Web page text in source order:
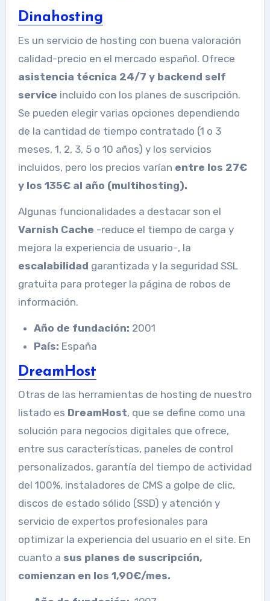
Dinahosting
Es un servicio de hosting con buena valoración
calidad-precio en el mercado español. Ofrece
asistencia técnica 24/7 y backend self
service incluido con los planes de suscripción.
Se pueden elegir varias opciones dependiendo
de la cantidad de tiempo contratado (1 o 3
meses, 1, 2, 3, 5 o 10 años) y los servicios
incluidos, pero los precios varían entre los 27€
y los 135€ al año (multihosting).
Algunas funcionalidades a destacar son el
Varnish Cache -reduce el tiempo de carga y
mejora la experiencia de usuario-, la
escalabilidad garantizada y la seguridad SSL
gratuita para proteger la página de robos de
información.
Año de fundación: 2001
País: España
DreamHost
Otras de las herramientas de hosting de nuestro
listado es DreamHost, que se define como una
solución para negocios digitales que ofrece,
entre sus características, paneles de control
personalizados, garantía del tiempo de actividad
del 100%, instaladores de CMS a golpe de clic,
discos de estado sólido (SSD) y atención y
servicio de expertos profesionales para
optimizar la experiencia del usuario en el site. En
cuanto a sus planes de suscripción,
comienzan en los 1,90€/mes.